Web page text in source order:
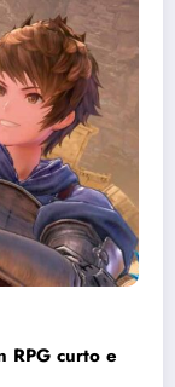
RPG curto e